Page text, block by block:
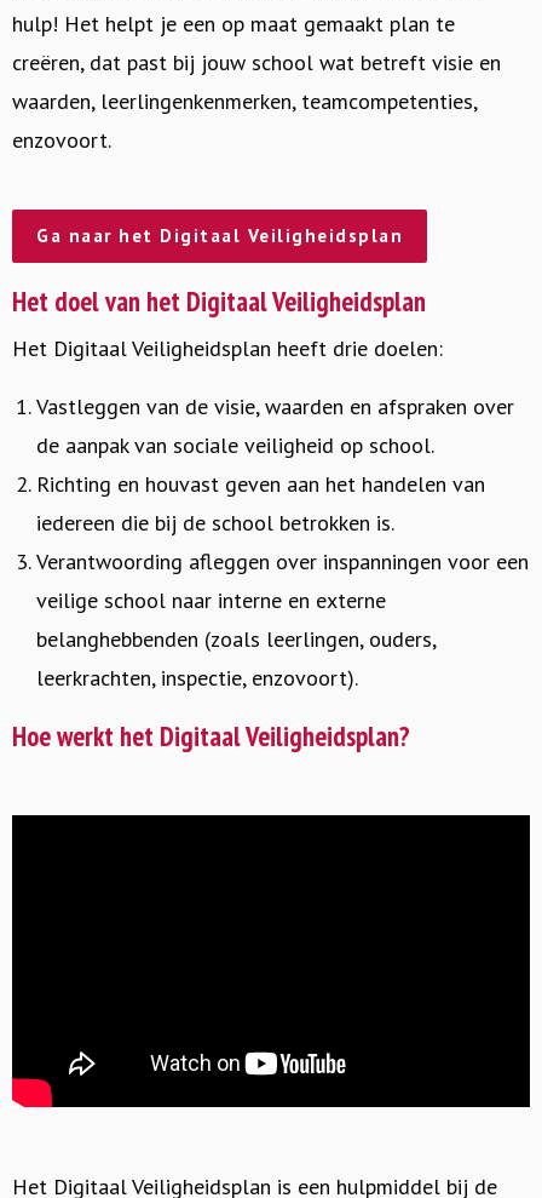
hulp! Het helpt je een op maat gemaakt plan te
creëren, dat past bij jouw school wat betreft visie en
waarden, leerlingenkenmerken, teamcompetenties,
enzovoort.
Ga naar het Digitaal Veiligheidsplan
Het doel van het Digitaal Veiligheidsplan
Het Digitaal Veiligheidsplan heeft drie doelen:
Vastleggen van de visie, waarden en afspraken over
de aanpak van sociale veiligheid op school.
Richting en houvast geven aan het handelen van
iedereen die bij de school betrokken is.
Verantwoording afleggen over inspanningen voor een
veilige school naar interne en externe
belanghebbenden (zoals leerlingen, ouders,
leerkrachten, inspectie, enzovoort).
Hoe werkt het Digitaal Veiligheidsplan?
Het Digitaal Veiligheidsplan is een hulpmiddel bij de